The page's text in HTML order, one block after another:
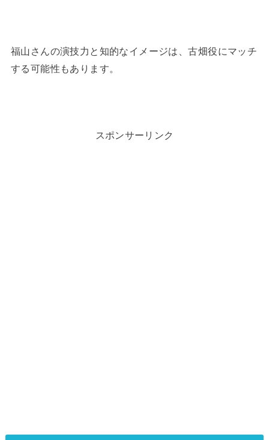
福山さんの演技力と知的なイメージは、古畑役にマッチ
する可能性もあります。
スポンサーリンク